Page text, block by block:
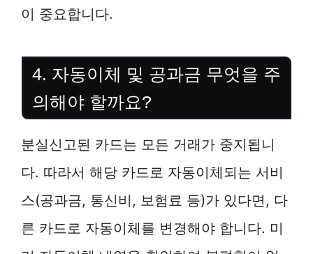
이 중요합니다.
4. 자동이체 및 공과금 무엇을 주
의해야 할까요?
분실신고된 카드는 모든 거래가 중지됩니
다. 따라서 해당 카드로 자동이체되는 서비
스(공과금, 통신비, 보험료 등)가 있다면, 다
른 카드로 자동이체를 변경해야 합니다. 미